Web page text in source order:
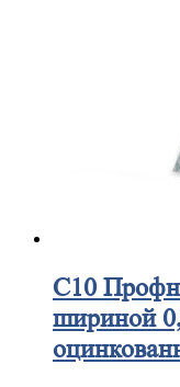
С10
шириной